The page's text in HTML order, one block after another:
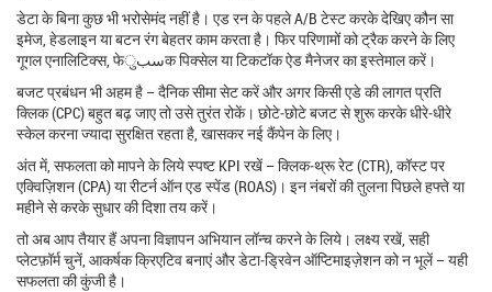
डेटा के बिना कुछ भी भरोसेमंद नहीं है। एड रन के पहले A/B टेस्ट करके देखिए कौन सा
इमेज, हेडलाइन या बटन रंग बेहतर काम करता है। फिर परिणामों को ट्रैक करने के लिए
गूगल एनालिटिक्स, फेسبुक पिक्सेल या टिकटॉक ऐड मैनेजर का इस्तेमाल करें।
बजट प्रबंधन भी अहम है – दैनिक सीमा सेट करें और अगर किसी एडे की लागत प्रति
क्लिक (CPC) बहुत बढ़ जाए तो उसे तुरंत रोकें। छोटे‑छोटे बजट से शुरू करके धीरे‑धीरे
स्केल करना ज्यादा सुरक्षित रहता है, खासकर नई कैंपेन के लिए।
अंत में, सफलता को मापने के लिये स्पष्ट KPI रखें – क्लिक‑थ्रू रेट (CTR), कॉस्ट पर
एक्विज़िशन (CPA) या रीटर्न ऑन एड स्पेंड (ROAS)। इन नंबरों की तुलना पिछले हफ्ते या
महीने से करके सुधार की दिशा तय करें।
तो अब आप तैयार हैं अपना विज्ञापन अभियान लॉन्च करने के लिये। लक्ष्य रखें, सही
प्लेटफ़ॉर्म चुनें, आकर्षक क्रिएटिव बनाएं और डेटा‑ड्रिवेन ऑप्टिमाइज़ेशन को न भूलें – यही
सफलता की कुंजी है।